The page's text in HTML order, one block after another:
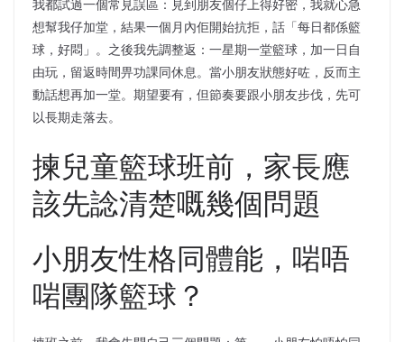
我都試過一個常見誤區：見到朋友個仔上得好密，我就心急
想幫我仔加堂，結果一個月內佢開始抗拒，話「每日都係籃
球，好悶」。之後我先調整返：一星期一堂籃球，加一日自
由玩，留返時間畀功課同休息。當小朋友狀態好咗，反而主
動話想再加一堂。期望要有，但節奏要跟小朋友步伐，先可
以長期走落去。
揀兒童籃球班前，家長應
該先諗清楚嘅幾個問題
小朋友性格同體能，啱唔
啱團隊籃球？